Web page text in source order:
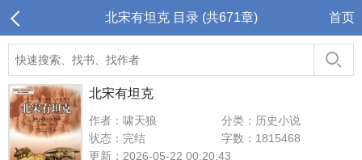
北宋有坦克 目录 (共671章) 首页
北宋有坦克
作者：啸天狼
分类：历史小说
状态：完结
字数：1815468
更新：2026-05-22 00:20:43